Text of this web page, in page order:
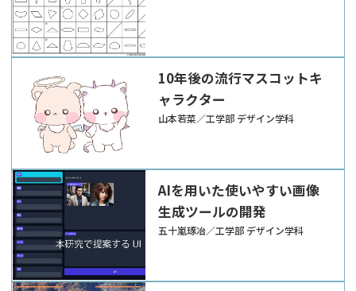
10年後の流行マスコットキ
ャラクター
山本若菜／工学部 デザイン学科
AIを用いた使いやすい画像
生成ツールの開発
五十嵐琢冶／工学部 デザイン学科